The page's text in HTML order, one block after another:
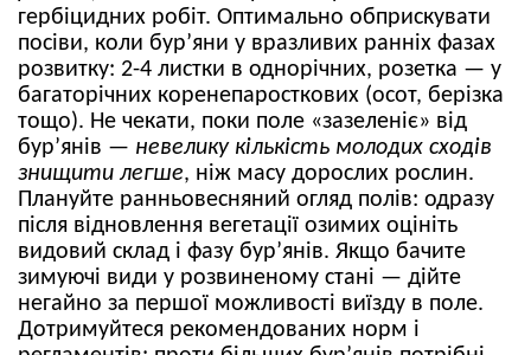
гербіцидних робіт. Оптимально обприскувати
посіви, коли бур’яни у вразливих ранніх фазах
розвитку: 2-4 листки в однорічних, розетка — у
багаторічних коренепаросткових (осот, берізка
тощо). Не чекати, поки поле «зазеленіє» від
бур’янів — невелику кількість молодих сходів
знищити легше, ніж масу дорослих рослин.
Плануйте ранньовесняний огляд полів: одразу
після відновлення вегетації озимих оцініть
видовий склад і фазу бур’янів. Якщо бачите
зимуючі види у розвиненому стані — дійте
негайно за першої можливості виїзду в поле.
Дотримуйтеся рекомендованих норм і